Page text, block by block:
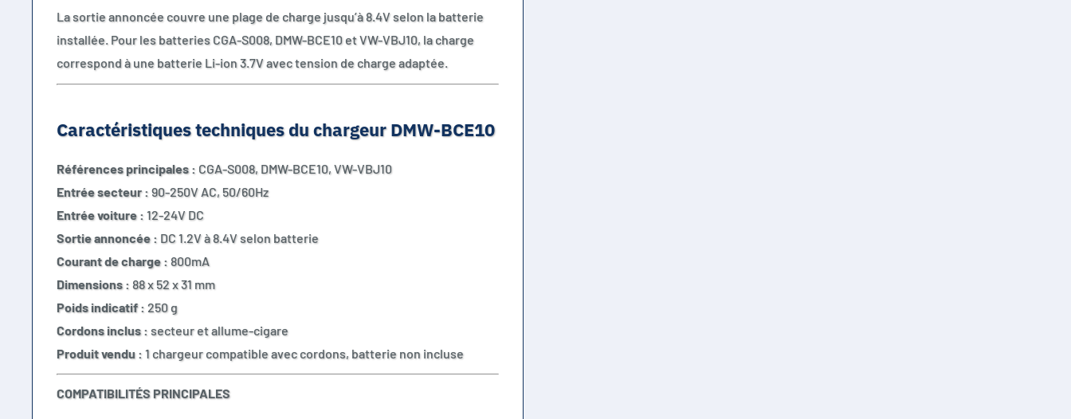
La sortie annoncée couvre une plage de charge jusqu’à 8.4V selon la batterie
installée. Pour les batteries CGA-S008, DMW-BCE10 et VW-VBJ10, la charge
correspond à une batterie Li-ion 3.7V avec tension de charge adaptée.
Caractéristiques techniques du chargeur DMW-BCE10
Références principales : CGA-S008, DMW-BCE10, VW-VBJ10
Entrée secteur : 90-250V AC, 50/60Hz
Entrée voiture : 12-24V DC
Sortie annoncée : DC 1.2V à 8.4V selon batterie
Courant de charge : 800mA
Dimensions : 88 x 52 x 31 mm
Poids indicatif : 250 g
Cordons inclus : secteur et allume-cigare
Produit vendu : 1 chargeur compatible avec cordons, batterie non incluse
COMPATIBILITÉS PRINCIPALES